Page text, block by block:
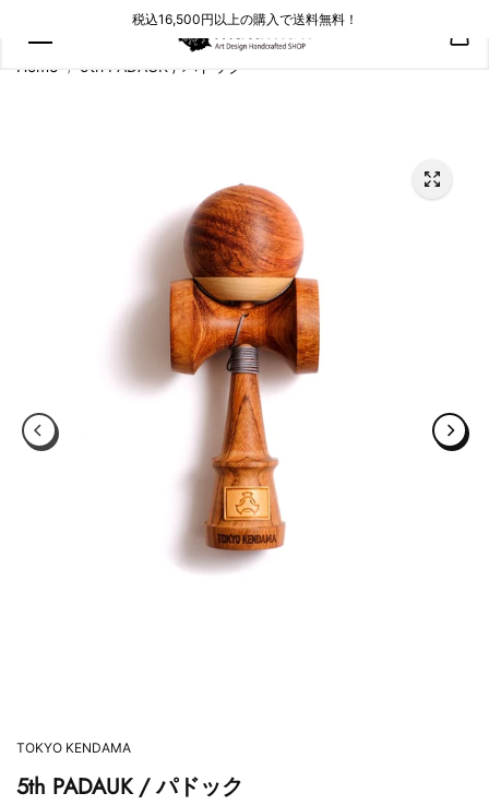
税込16,500円以上の購入で送料無料！
Home 5th PADAUK / パドック
TOKYO KENDAMA
5th PADAUK / パドック